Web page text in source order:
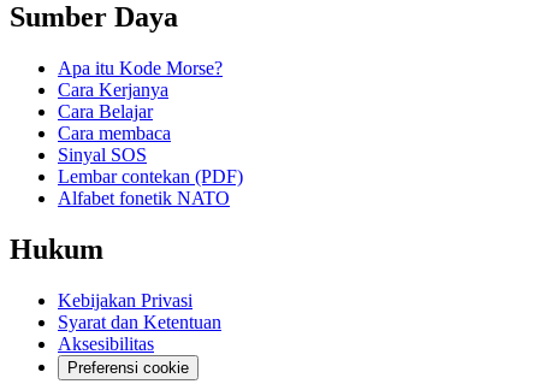
Sumber Daya
Apa itu Kode Morse?
Cara Kerjanya
Cara Belajar
Cara membaca
Sinyal SOS
Lembar contekan (PDF)
Alfabet fonetik NATO
Hukum
Kebijakan Privasi
Syarat dan Ketentuan
Aksesibilitas
Preferensi cookie